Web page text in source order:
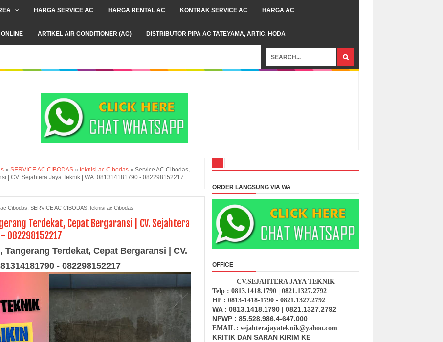
HARGA SERVICE AC HARGA RENTAL AC KONTRAK SERVICE AC HARGA AC
ARTIKEL AIR CONDITIONER (AC) DISTRIBUTOR PIPA AC TATEYAMA, ARTIC, HODA
» SERVICE AC CIBODAS » teknisi ac Cibodas » Service AC Cibodas,
| CV. Sejahtera Jaya Teknik | WA. 081314181790 - 082298152217
Cibodas SERVICE AC CIBODAS teknisi ac Cibodas
Terdekat, Cepat Bergaransi | CV. Sejahtera
082298152217
Tangerang Terdekat, Cepat Bergaransi | CV.
- 082298152217
ORDER LANGSUNG VIA WA
OFFICE
CV.SEJAHTERA JAYA TEKNIK
Telp : 0813.1418.1790 | 0821.1327.2792
HP : 0813-1418-1790 - 0821.1327.2792
WA : 0813.1418.1790 | 0821.1327.2792
NPWP : 85.528.986.4-647.000
EMAIL : sejahterajayateknik@yahoo.com
KRITIK DAN SARAN KIRIM KE